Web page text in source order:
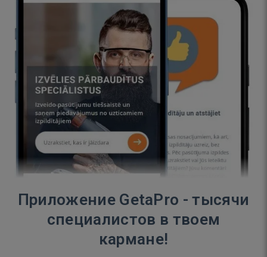
Приложение GetaPro - тысячи
специалистов в твоем
кармане!